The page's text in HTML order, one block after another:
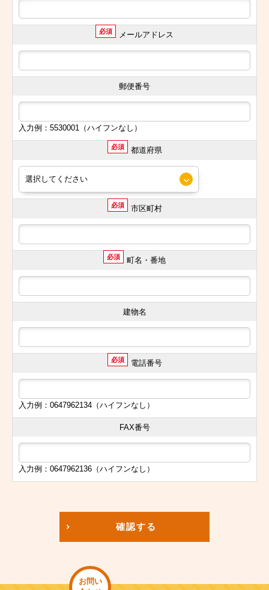
必須 メールアドレス
郵便番号
入力例：5530001（ハイフンなし）
必須 都道府県
必須 市区町村
必須 町名・番地
建物名
必須 電話番号
入力例：0647962134（ハイフンなし）
FAX番号
入力例：0647962136（ハイフンなし）
確認する
お問い